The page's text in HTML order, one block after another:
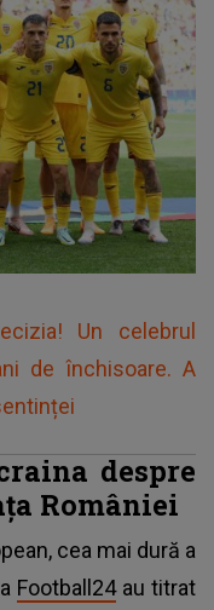
Un celebrul
de închisoare. A
despre
României
cea mai dură a
Football24au titrat